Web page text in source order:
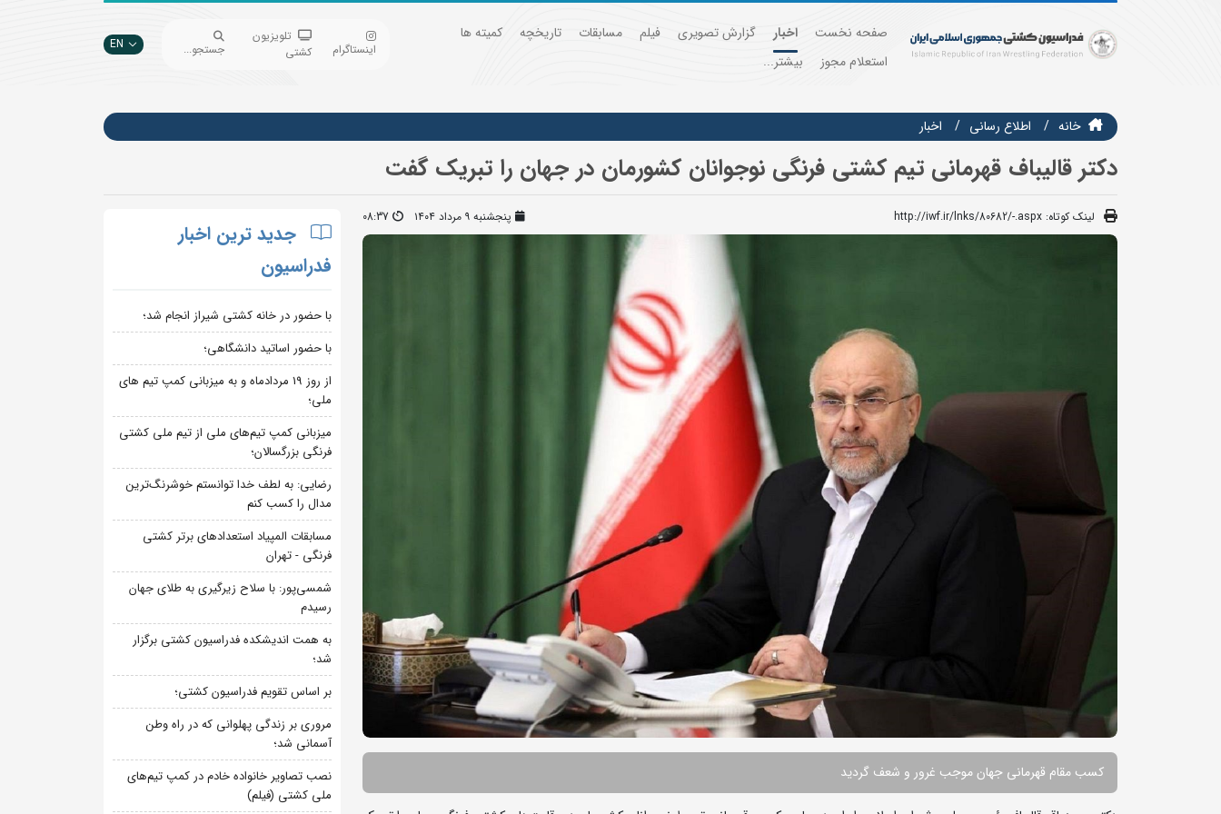
صفحه نخست اخبار گزارش تصویری فیلم مسابقات تاریخچه
کمیته ها
استعلام مجوز
بیشتر...
اینستاگرام
تلویزیون
کشتی
جستجو... EN
خانه اطلاع رسانی اخبار
دکتر قالیباف قهرمانی تیم کشتی فرنگی نوجوانان کشورمان در جهان را تبریک گفت
لینک کوتاه: http://iwf.ir/lnks/80682/-.aspx پنجشنبه ۹ مرداد ۱۴۰۴ 08:37
کسب مقام قهرمانی جهان موجب غرور و شعف گردید
جدید ترین اخبار
فدراسیون
با حضور در خانه کشتی شیراز انجام شد؛
با حضور اساتید دانشگاهی؛
از روز 19 مردادماه و به میزبانی کمپ تیم های
ملی؛
میزبانی کمپ تیم‌های ملی از تیم ملی کشتی
فرنگی بزرگسالان؛
رضایی: به لطف خدا توانستم خوشرنگ‌ترین
مدال را کسب کنم
مسابقات المپیاد استعدادهای برتر کشتی
فرنگی - تهران
شمسی‌پور: با سلاح زیرگیری به طلای جهان
رسیدم
به همت اندیشکده فدراسیون کشتی برگزار
شد؛
بر اساس تقویم فدراسیون کشتی؛
مروری بر زندگی پهلوانی که در راه وطن
آسمانی شد؛
نصب تصاویر خانواده خادم در کمپ تیم‌های
ملی کشتی (فیلم)